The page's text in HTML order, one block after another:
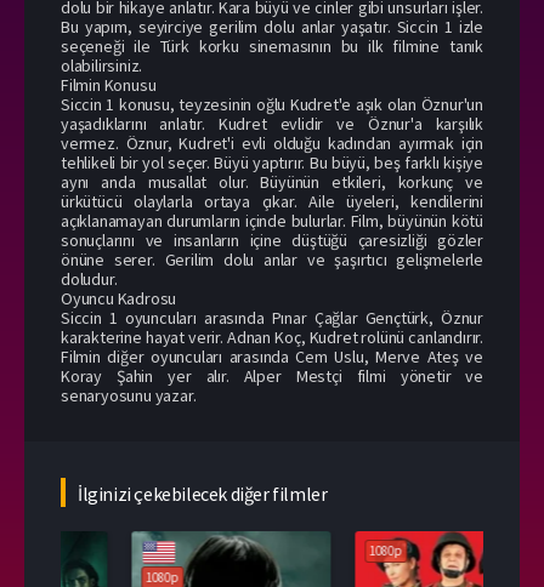
dolu bir hikaye anlatır. Kara büyü ve cinler gibi unsurları işler.
Bu yapım, seyirciye gerilim dolu anlar yaşatır. Siccin 1 izle
seçeneği ile Türk korku sinemasının bu ilk filmine tanık
olabilirsiniz.
Filmin Konusu
Siccin 1 konusu, teyzesinin oğlu Kudret'e aşık olan Öznur'un
yaşadıklarını anlatır. Kudret evlidir ve Öznur'a karşılık
vermez. Öznur, Kudret'i evli olduğu kadından ayırmak için
tehlikeli bir yol seçer. Büyü yaptırır. Bu büyü, beş farklı kişiye
aynı anda musallat olur. Büyünün etkileri, korkunç ve
ürkütücü olaylarla ortaya çıkar. Aile üyeleri, kendilerini
açıklanamayan durumların içinde bulurlar. Film, büyünün kötü
sonuçlarını ve insanların içine düştüğü çaresizliği gözler
önüne serer. Gerilim dolu anlar ve şaşırtıcı gelişmelerle
doludur.
Oyuncu Kadrosu
Siccin 1 oyuncuları arasında Pınar Çağlar Gençtürk, Öznur
karakterine hayat verir. Adnan Koç, Kudret rolünü canlandırır.
Filmin diğer oyuncuları arasında Cem Uslu, Merve Ateş ve
Koray Şahin yer alır. Alper Mestçi filmi yönetir ve
senaryosunu yazar.
İlginizi çekebilecek diğer filmler
1080p